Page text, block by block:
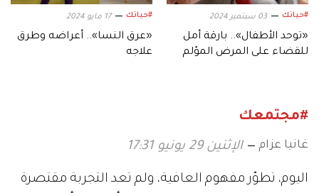
#حياتك 03 سبتمبر 2024
«توحد الأطفال».. بارقة أمل
للقضاء على المرض المؤلم
#حياتك 17 مايو 2024
«عرق النسا».. أعراضه وطرق
علاجه
#مجتمعك
غانيا عزام الإثنين 29 يونيو 17:31
اليوم، تطوّر مفهوم العافية، ولم تعد التجربة مقتصرة